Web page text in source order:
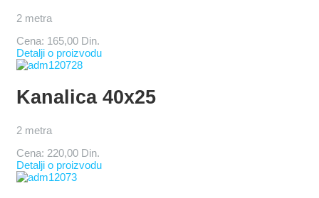
2 metra
Cena: 165,00 Din.
Detalji o proizvodu
Kanalica 40x25
2 metra
Cena: 220,00 Din.
Detalji o proizvodu